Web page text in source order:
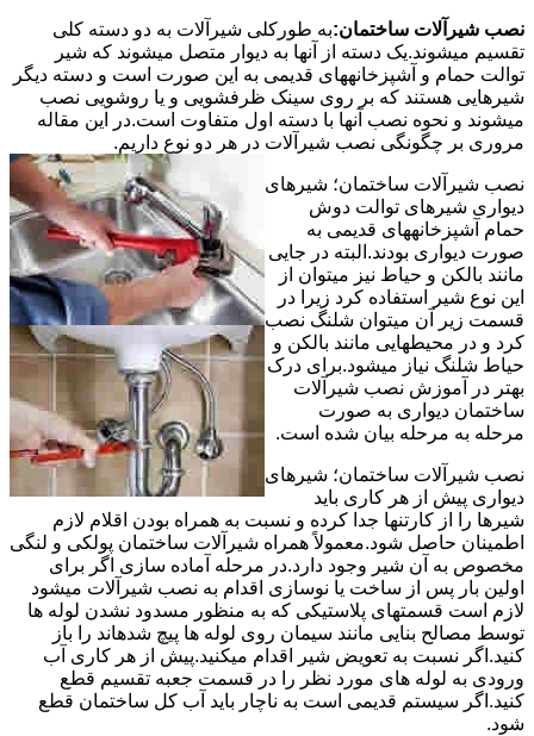
نصب شیرآلات ساختمان:به طورکلی شیرآلات به دو دسته کلی
تقسیم میشوند.یک دسته از آنها به دیوار متصل میشوند که شیر
توالت حمام و آشپزخانههای قدیمی به این صورت است و دسته دیگر
شیرهایی هستند که بر روی سینک ظرفشویی و یا روشویی نصب
میشوند و نحوه نصب آنها با دسته اول متفاوت است.در این مقاله
مروری بر چگونگی نصب شیرآلات در هر دو نوع داریم.
نصب شیرآلات ساختمان؛ شیرهای
دیواری شیرهای توالت دوش
حمام آشپزخانههای قدیمی به
صورت دیواری بودند.البته در جایی
مانند بالکن و حیاط نیز میتوان از
این نوع شیر استفاده کرد زیرا در
قسمت زیر آن میتوان شلنگ نصب
کرد و در محیطهایی مانند بالکن و
حیاط شلنگ نیاز میشود.برای درک
بهتر در آموزش نصب شیرآلات
ساختمان دیواری به صورت
مرحله به مرحله بیان شده است.
نصب شیرآلات ساختمان؛ شیرهای
دیواری پیش از هر کاری باید
شیرها را از کارتنها جدا کرده و نسبت به همراه بودن اقلام لازم
اطمینان حاصل شود.معمولاً همراه شیرآلات ساختمان پولکی و لنگی
مخصوص به آن شیر وجود دارد.در مرحله آماده سازی اگر برای
اولین بار پس از ساخت یا نوسازی اقدام به نصب شیرآلات میشود
لازم است قسمتهای پلاستیکی که به منظور مسدود نشدن لوله ها
توسط مصالح بنایی مانند سیمان روی لوله ها پیچ شدهاند را باز
کنید.اگر نسبت به تعویض شیر اقدام میکنید.پیش از هر کاری آب
ورودی به لوله های مورد نظر را در قسمت جعبه تقسیم قطع
کنید.اگر سیستم قدیمی است به ناچار باید آب کل ساختمان قطع
شود.